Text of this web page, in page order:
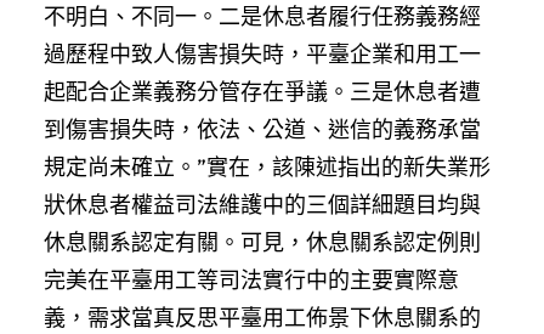
不明白、不同一。二是休息者履行任務義務經
過歷程中致人傷害損失時，平臺企業和用工一
起配合企業義務分管存在爭議。三是休息者遭
到傷害損失時，依法、公道、迷信的義務承當
規定尚未確立。”實在，該陳述指出的新失業形
狀休息者權益司法維護中的三個詳細題目均與
休息關系認定有關。可見，休息關系認定例則
完美在平臺用工等司法實行中的主要實際意
義，需求當真反思平臺用工佈景下休息關系的